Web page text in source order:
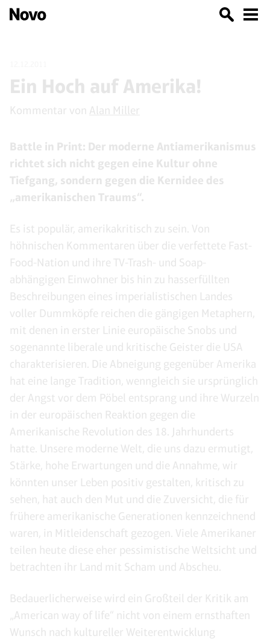
Ein Hoch auf Amerika!
Kommentar von Alan Miller
Battle in Print: Der moderne Antiamerikanismus
richtet sich nicht gegen eine Kultur ohne
Tiefgang, sondern gegen die Kernidee des
„amerikanischen Traums“.
Es ist populär, amerikakritisch zu sein. Von
höhnischen Kommentaren über die verfettete Fast-
Food-Nation und ihre TV-Trash- und Soap-
abhängigen Einwohner bis hin zu hasserfüllten
Beschreibungen eines imperialistischen Landes
voller Dummköpfe reichen die gängigen Metaphern,
mit denen in erster Linie europäische Snobs und
sogenannte liberale und kritische Geister die USA
charakterisieren. Die Abneigung gegenüber Amerika
hat eine lange Tradition, wenngleich sie ursprünglich
der Angst vor dem Pöbel entsprang und ihre Wurzeln
in der europäischen Reaktion gegen die
Amerikanische Revolution des 18. Jahrhunderts
hatte. Unsere moderne Welt, die uns dazu ermutigt,
Stärke, hohe Erwartungen und die Annahme, wir
könnten unser Leben positiv gestalten, kritisch zu
sehen, hat auch den Mut und die Zuversicht, die für
frühere amerikanische Generationen kennzeichnend
waren, in Mitleidenschaft gezogen. Viele Amerikaner
teilen heute diese eher pessimistische Weltsicht und
betrachten ihr Land mit Scham und Abscheu.
Bedauerlicherweise wird ein Großteil der Kritik am
„American way of life“ nicht von einem ernsthaften
Wunsch nach kultureller Weiterentwicklung